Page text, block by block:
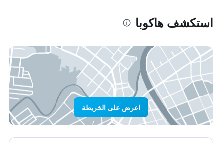
استكشف هاكوبا
اعرض على الخريطة